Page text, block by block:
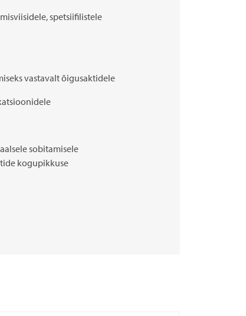
spetsiifilistele
vastavalt õigusaktidele
sobitamisele
kogupikkuse